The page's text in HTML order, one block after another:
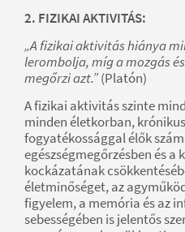
2. FIZIKAI AKTIVITÁS:
„A fizikai aktivitás hiánya
lerombolja, míg a mozgás
megőrzi azt.”(Platón)
A fizikai aktivitás szinte
minden életkorban,
fogyatékossággal élők
egészségmegőrzésben és a
kockázatának
életminőséget, az
figyelem, a memória és az
sebességében is jelentős